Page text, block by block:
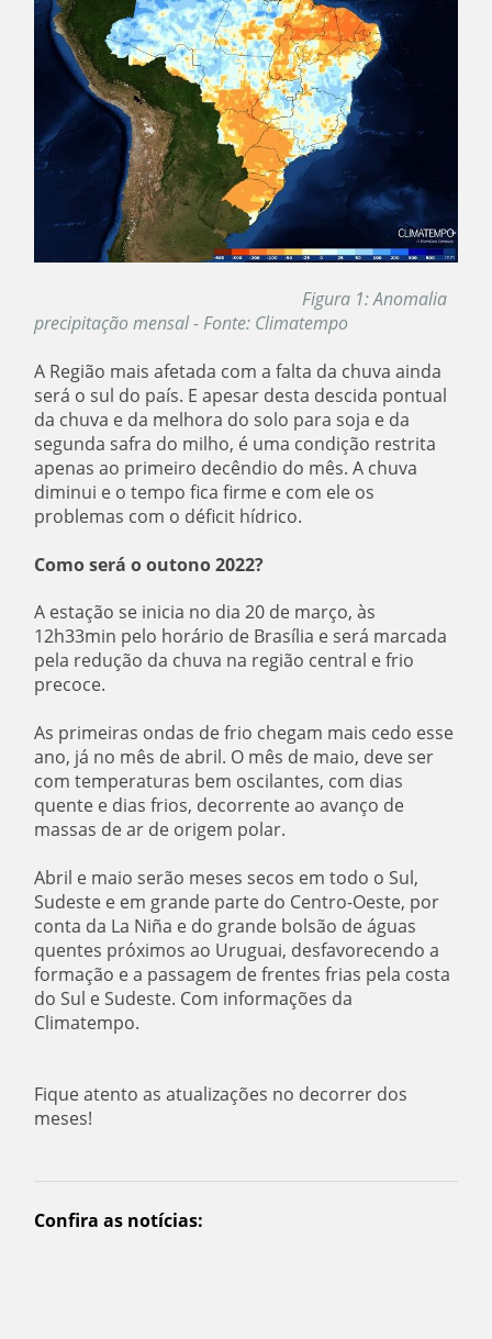
Figura 1: Anomalia
precipitação mensal - Fonte: Climatempo
A Região mais afetada com a falta da chuva ainda
será o sul do país. E apesar desta descida pontual
da chuva e da melhora do solo para soja e da
segunda safra do milho, é uma condição restrita
apenas ao primeiro decêndio do mês. A chuva
diminui e o tempo fica firme e com ele os
problemas com o déficit hídrico.
Como será o outono 2022?
A estação se inicia no dia 20 de março, às
12h33min pelo horário de Brasília e será marcada
pela redução da chuva na região central e frio
precoce.
As primeiras ondas de frio chegam mais cedo esse
ano, já no mês de abril. O mês de maio, deve ser
com temperaturas bem oscilantes, com dias
quente e dias frios, decorrente ao avanço de
massas de ar de origem polar.
Abril e maio serão meses secos em todo o Sul,
Sudeste e em grande parte do Centro-Oeste, por
conta da La Niña e do grande bolsão de águas
quentes próximos ao Uruguai, desfavorecendo a
formação e a passagem de frentes frias pela costa
do Sul e Sudeste. Com informações da
Climatempo.
Fique atento as atualizações no decorrer dos
meses!
Confira as notícias: